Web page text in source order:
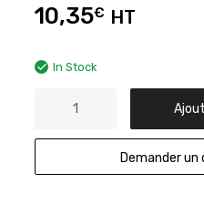
10,35€ HT
In Stock
Demander un